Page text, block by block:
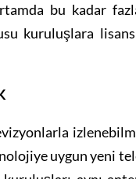
bu kadar
kuruluşlara
uygun yeni